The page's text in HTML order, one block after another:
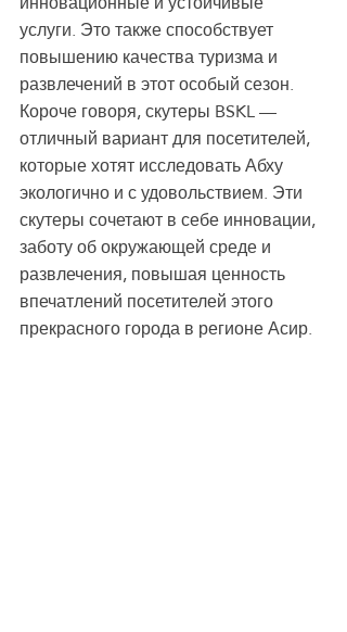
услуги. Это также способствует
повышению качества туризма и
развлечений в этот особый сезон.
Короче говоря, скутеры BSKL —
отличный вариант для посетителей,
которые хотят исследовать Абху
экологично и с удовольствием. Эти
скутеры сочетают в себе инновации,
заботу об окружающей среде и
развлечения, повышая ценность
впечатлений посетителей этого
прекрасного города в регионе Асир.